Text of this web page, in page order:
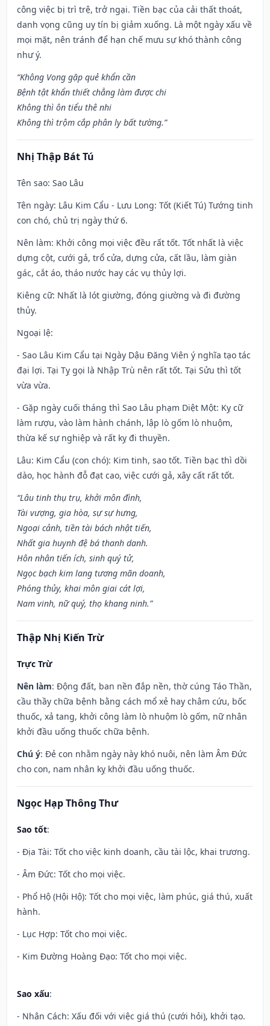
công việc bị trì trệ, trở ngại. Tiền bạc của cải thất thoát,
danh vọng cũng uy tín bị giảm xuống. Là một ngày xấu về
mọi mặt, nên tránh để hạn chế mưu sự khó thành công
như ý.
“Không Vong gặp quẻ khẩn cần
Bệnh tật khẩn thiết chẳng làm được chi
Không thì ôn tiểu thê nhi
Không thì trộm cắp phân ly bất tường.”
Nhị Thập Bát Tú
Tên sao: Sao Lâu
Tên ngày: Lâu Kim Cẩu - Lưu Long: Tốt (Kiết Tú) Tướng tinh
con chó, chủ trị ngày thứ 6.
Nên làm: Khởi công mọi việc đều rất tốt. Tốt nhất là việc
dựng cột, cưới gả, trổ cửa, dựng cửa, cất lầu, làm giàn
gác, cắt áo, tháo nước hay các vụ thủy lợi.
Kiêng cữ: Nhất là lót giường, đóng giường và đi đường
thủy.
Ngoại lệ:
- Sao Lâu Kim Cẩu tại Ngày Dậu Đăng Viên ý nghĩa tạo tác
đại lợi. Tại Tỵ gọi là Nhập Trù nên rất tốt. Tại Sửu thì tốt
vừa vừa.
- Gặp ngày cuối tháng thì Sao Lâu phạm Diệt Một: Kỵ cữ
làm rượu, vào làm hành chánh, lập lò gốm lò nhuộm,
thừa kế sự nghiệp và rất kỵ đi thuyền.
Lâu: Kim Cẩu (con chó): Kim tinh, sao tốt. Tiền bạc thì dồi
dào, học hành đỗ đạt cao, việc cưới gả, xây cất rất tốt.
“Lâu tinh thụ trụ, khởi môn đình,
Tài vượng, gia hòa, sự sự hưng,
Ngoại cảnh, tiền tài bách nhật tiến,
Nhất gia huynh đệ bá thanh danh.
Hôn nhân tiến ích, sinh quý tử,
Ngọc bạch kim lang tương mãn doanh,
Phóng thủy, khai môn giai cát lợi,
Nam vinh, nữ quý, thọ khang ninh.”
Thập Nhị Kiến Trừ
Trực Trừ
Nên làm: Động đất, ban nền đắp nền, thờ cúng Táo Thần,
cầu thầy chữa bệnh bằng cách mổ xẻ hay châm cứu, bốc
thuốc, xả tang, khởi công làm lò nhuộm lò gốm, nữ nhân
khởi đầu uống thuốc chữa bệnh.
Chú ý: Đẻ con nhằm ngày này khó nuôi, nên làm Âm Đức
cho con, nam nhân kỵ khởi đầu uống thuốc.
Ngọc Hạp Thông Thư
Sao tốt:
- Địa Tài: Tốt cho việc kinh doanh, cầu tài lộc, khai trương.
- Âm Đức: Tốt cho mọi việc.
- Phổ Hộ (Hội Hộ): Tốt cho mọi việc, làm phúc, giá thú, xuất
hành.
- Lục Hợp: Tốt cho mọi việc.
- Kim Đường Hoàng Đạo: Tốt cho mọi việc.
Sao xấu:
- Nhân Cách: Xấu đối với việc giá thú (cưới hỏi), khởi tạo.